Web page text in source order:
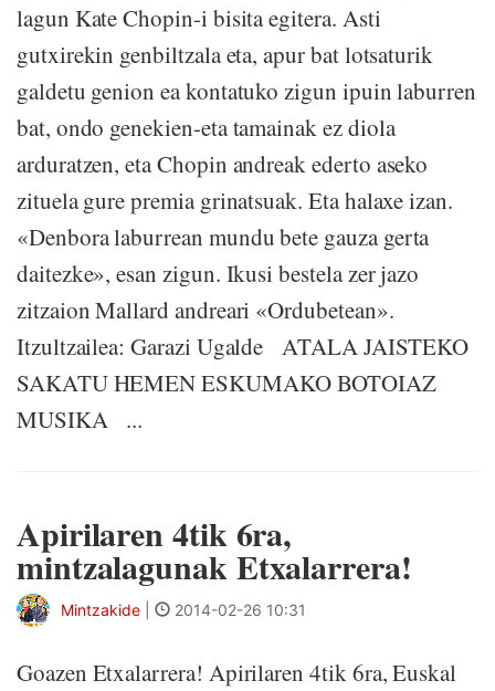
lagun Kate Chopin-i bisita egitera. Asti
gutxirekin genbiltzala eta, apur bat lotsaturik
galdetu genion ea kontatuko zigun ipuin laburren
bat, ondo genekien-eta tamainak ez diola
arduratzen, eta Chopin andreak ederto aseko
zituela gure premia grinatsuak. Eta halaxe izan.
«Denbora laburrean mundu bete gauza gerta
daitezke», esan zigun. Ikusi bestela zer jazo
zitzaion Mallard andreari «Ordubetean».
Itzultzailea: Garazi Ugalde ATALA JAISTEKO
SAKATU HEMEN ESKUMAKO BOTOIAZ
MUSIKA ...
Apirilaren 4tik 6ra,
mintzalagunak Etxalarrera!
Mintzakide 2014-02-26 10:31
Goazen Etxalarrera! Apirilaren 4tik 6ra, Euskal